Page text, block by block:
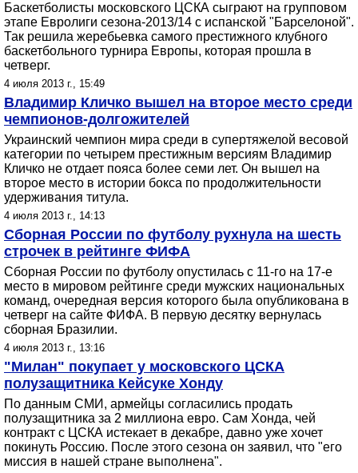
Баскетболисты московского ЦСКА сыграют на групповом
этапе Евролиги сезона-2013/14 с испанской "Барселоной".
Так решила жеребьевка самого престижного клубного
баскетбольного турнира Европы, которая прошла в
четверг.
4 июля 2013 г., 15:49
Владимир Кличко вышел на второе место среди
чемпионов-долгожителей
Украинский чемпион мира среди в супертяжелой весовой
категории по четырем престижным версиям Владимир
Кличко не отдает пояса более семи лет. Он вышел на
второе место в истории бокса по продолжительности
удерживания титула.
4 июля 2013 г., 14:13
Сборная России по футболу рухнула на шесть
строчек в рейтинге ФИФА
Сборная России по футболу опустилась с 11-го на 17-е
место в мировом рейтинге среди мужских национальных
команд, очередная версия которого была опубликована в
четверг на сайте ФИФА. В первую десятку вернулась
сборная Бразилии.
4 июля 2013 г., 13:16
"Милан" покупает у московского ЦСКА
полузащитника Кейсуке Хонду
По данным СМИ, армейцы согласились продать
полузащитника за 2 миллиона евро. Сам Хонда, чей
контракт с ЦСКА истекает в декабре, давно уже хочет
покинуть Россию. После этого сезона он заявил, что "его
миссия в нашей стране выполнена".